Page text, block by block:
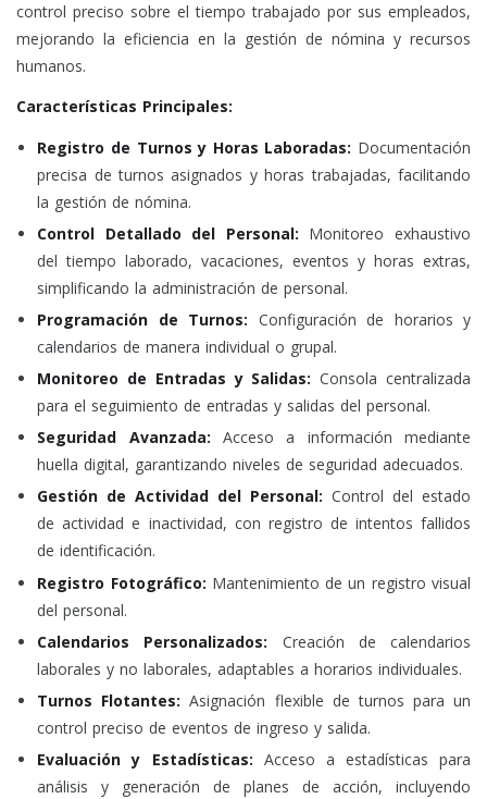
control preciso sobre el tiempo trabajado por sus empleados,
mejorando la eficiencia en la gestión de nómina y recursos
humanos.
Características Principales:
Registro de Turnos y Horas Laboradas: Documentación
precisa de turnos asignados y horas trabajadas, facilitando
la gestión de nómina.
Control Detallado del Personal: Monitoreo exhaustivo
del tiempo laborado, vacaciones, eventos y horas extras,
simplificando la administración de personal.
Programación de Turnos: Configuración de horarios y
calendarios de manera individual o grupal.
Monitoreo de Entradas y Salidas: Consola centralizada
para el seguimiento de entradas y salidas del personal.
Seguridad Avanzada: Acceso a información mediante
huella digital, garantizando niveles de seguridad adecuados.
Gestión de Actividad del Personal: Control del estado
de actividad e inactividad, con registro de intentos fallidos
de identificación.
Registro Fotográfico: Mantenimiento de un registro visual
del personal.
Calendarios Personalizados: Creación de calendarios
laborales y no laborales, adaptables a horarios individuales.
Turnos Flotantes: Asignación flexible de turnos para un
control preciso de eventos de ingreso y salida.
Evaluación y Estadísticas: Acceso a estadísticas para
análisis y generación de planes de acción, incluyendo